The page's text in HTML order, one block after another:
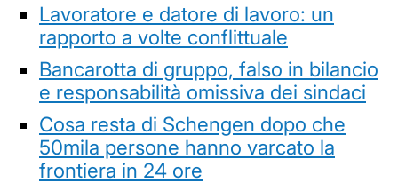
Lavoratore e datore di lavoro: un
rapporto a volte conflittuale
Bancarotta di gruppo, falso in bilancio
e responsabilità omissiva dei sindaci
Cosa resta di Schengen dopo che
50mila persone hanno varcato la
frontiera in 24 ore